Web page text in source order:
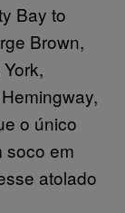
Bay to
Brown,
o único
soco em
atolado